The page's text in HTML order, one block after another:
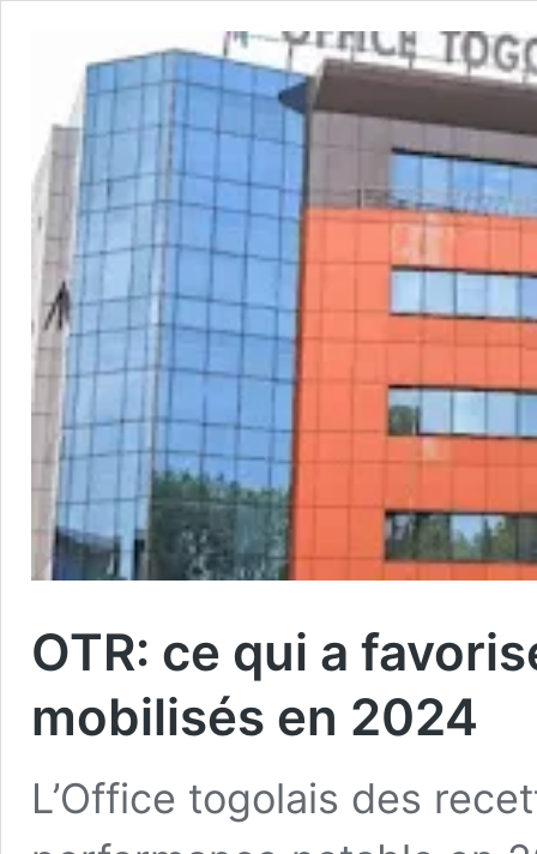
OTR: ce qui a
mobilisés en 2024
L’Office togolais des